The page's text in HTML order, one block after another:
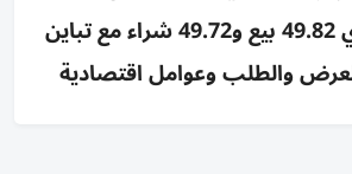
متوسط المركزي 49.82 بيع و49.72 شراء مع تباين
والطلب وعوامل اقتصادية